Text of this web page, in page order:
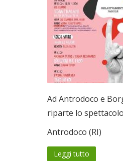
Ad Antrodoco e
riparte lo
Antrodoco (RI)
Leggi tutto